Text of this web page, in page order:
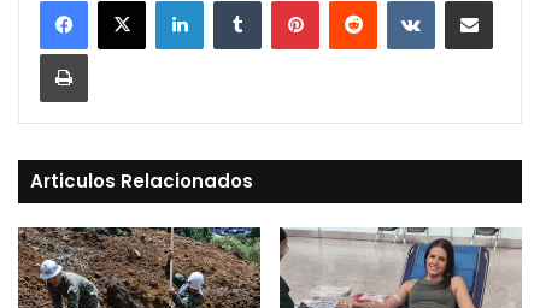
Print
Articulos Relacionados